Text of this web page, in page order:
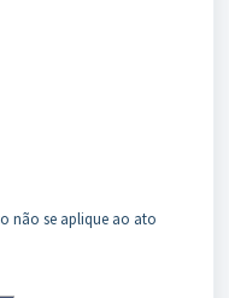
não se aplique ao ato